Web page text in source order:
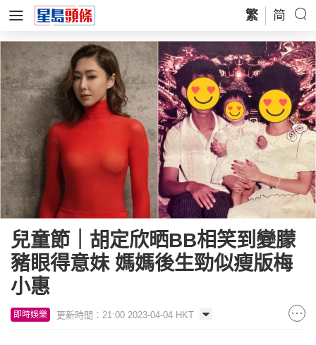
繁 简
兒童節｜胡定欣晒BB相笑到變朦
豬眼得意妹 媽媽後生勁似瘦版梅
小惠
即時娛樂 更新時間：21:00 2023-04-04 HKT